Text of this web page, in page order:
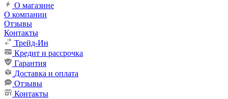
О магазине
О компании
Отзывы
Контакты
Трейд-Ин
Кредит и рассрочка
Гарантия
Доставка и оплата
Отзывы
Контакты